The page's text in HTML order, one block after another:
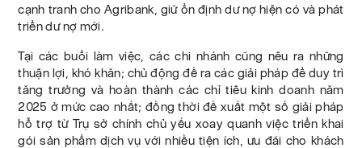
cạnh tranh cho Agribank, giữ ổn định dư nợ hiện có và phát
triển dư nợ mới.
Tại các buổi làm việc, các chi nhánh cũng nêu ra những
thuận lợi, khó khăn; chủ động đề ra các giải pháp để duy trì
tăng trưởng và hoàn thành các chỉ tiêu kinh doanh năm
2025 ở mức cao nhất; đồng thời đề xuất một số giải pháp
hỗ trợ từ Trụ sở chính chủ yếu xoay quanh việc triển khai
gói sản phẩm dịch vụ với nhiều tiện ích, ưu đãi cho khách